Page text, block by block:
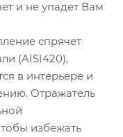
и не упадет Вам
спрячет
(AISI420),
в интерьере и
Отражатель
избежать